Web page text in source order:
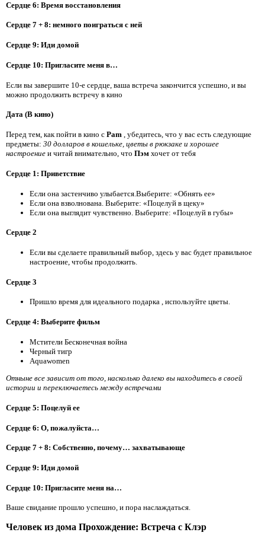
Сердце 6: Время восстановления
Сердце 7 + 8: немного поиграться с ней
Сердце 9: Иди домой
Сердце 10: Пригласите меня в…
Если вы завершите 10-е сердце, ваша встреча закончится успешно, и вы
можно продолжить встречу в кино
Дата (В кино)
Перед тем, как пойти в кино с Pam , убедитесь, что у вас есть следующие
предметы: 30 долларов в кошельке, цветы в рюкзаке и хорошее
настроение и читай внимательно, что Пэм хочет от тебя
Сердце 1: Приветствие
Если она застенчиво улыбается.Выберите: «Обнять ее»
Если она взволнована. Выберите: «Поцелуй в щеку»
Если она выглядит чувственно. Выберите: «Поцелуй в губы»
Сердце 2
Если вы сделаете правильный выбор, здесь у вас будет правильное
настроение, чтобы продолжить.
Сердце 3
Пришло время для идеального подарка , используйте цветы.
Сердце 4: Выберите фильм
Мстители Бесконечная война
Черный тигр
Aquawomen
Отныне все зависит от того, насколько далеко вы находитесь в своей
истории и переключаетесь между встречами
Сердце 5: Поцелуй ее
Сердце 6: О, пожалуйста…
Сердце 7 + 8: Собственно, почему… захватывающе
Сердце 9: Иди домой
Сердце 10: Пригласите меня на…
Ваше свидание прошло успешно, и пора наслаждаться.
Человек из дома Прохождение: Встреча с Клэр